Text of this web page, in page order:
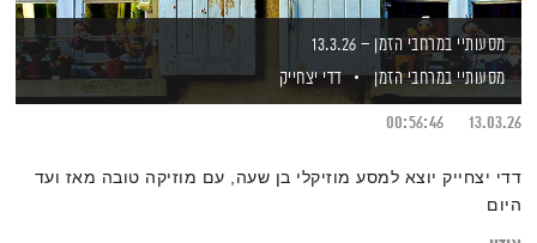
מסעותיי במרחבי הזמן – 13.3.26
מסעותיי במרחבי הזמן
דדי יצחייק
13.03.26
00:56:46
דדי יצחייק יוצא למסע מוזיקלי בן שעה, עם מוזיקה טובה מאז ועד
היום